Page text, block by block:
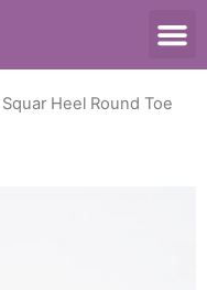
Heel Round Toe